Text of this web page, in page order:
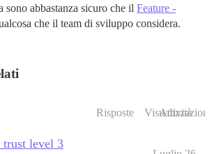
sono abbastanza sicuro che il Feature -
che il team di sviluppo considera.
Risposte Visualizzazioni
Attività
trust level 3